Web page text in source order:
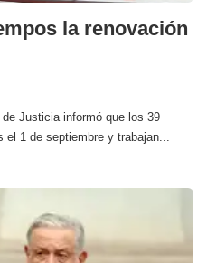
la renovación
Justicia informó que los 39
1 de septiembre y trabajan...